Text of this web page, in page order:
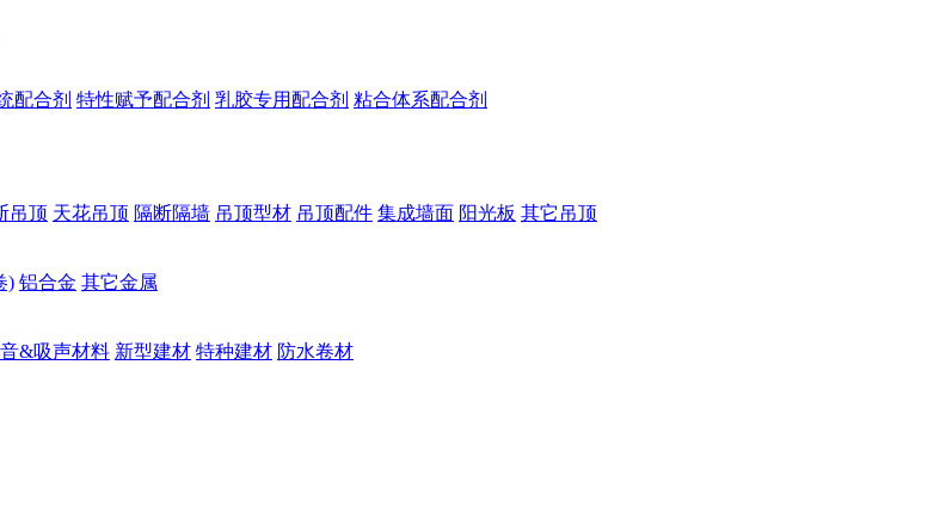
配合剂 特性赋予配合剂 乳胶专用配合剂 粘合体系配合剂
吊顶 天花吊顶 隔断隔墙 吊顶型材 吊顶配件 集成墙面 阳光板 其它吊顶
) 铝合金 其它金属
&吸声材料 新型建材 特种建材 防水卷材